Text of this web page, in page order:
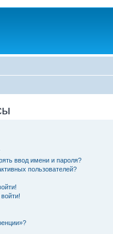
ввод имени и пароля?
пользователей?